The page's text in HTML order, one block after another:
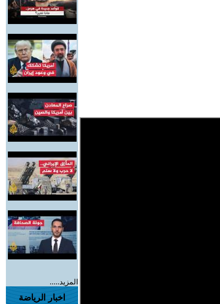
المزيد.....
اخبار الرياضة